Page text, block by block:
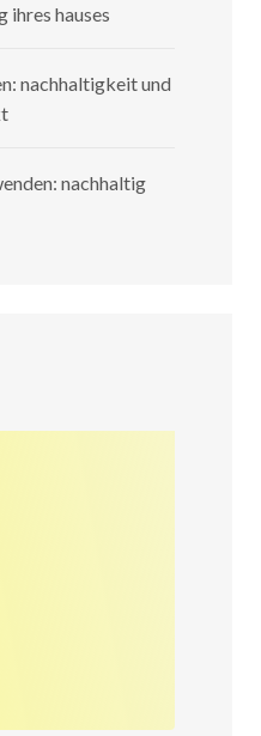
ihres hauses
nachhaltigkeit und
nachhaltig